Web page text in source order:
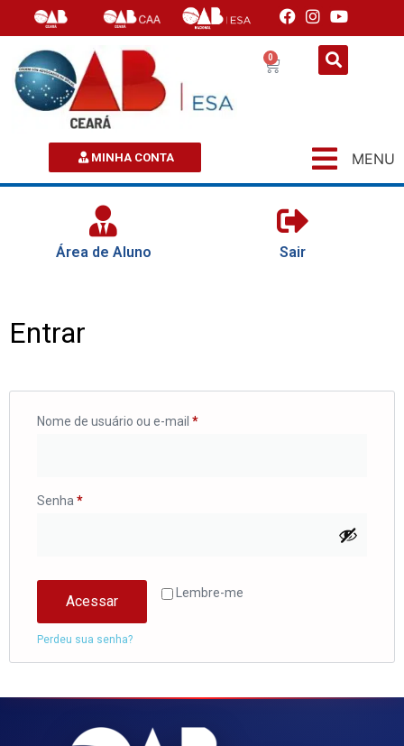
0
MINHA CONTA MENU
Área de Aluno Sair
Entrar
Nome de usuário ou e-mail *
Senha *
Lembre-me
Acessar
Perdeu sua senha?